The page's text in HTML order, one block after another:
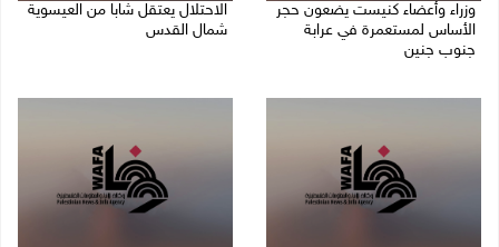
وزراء وأعضاء كنيست يضعون حجر
الأساس لمستعمرة في عرابة
جنوب جنين
الاحتلال يعتقل شابا من العيسوية
شمال القدس